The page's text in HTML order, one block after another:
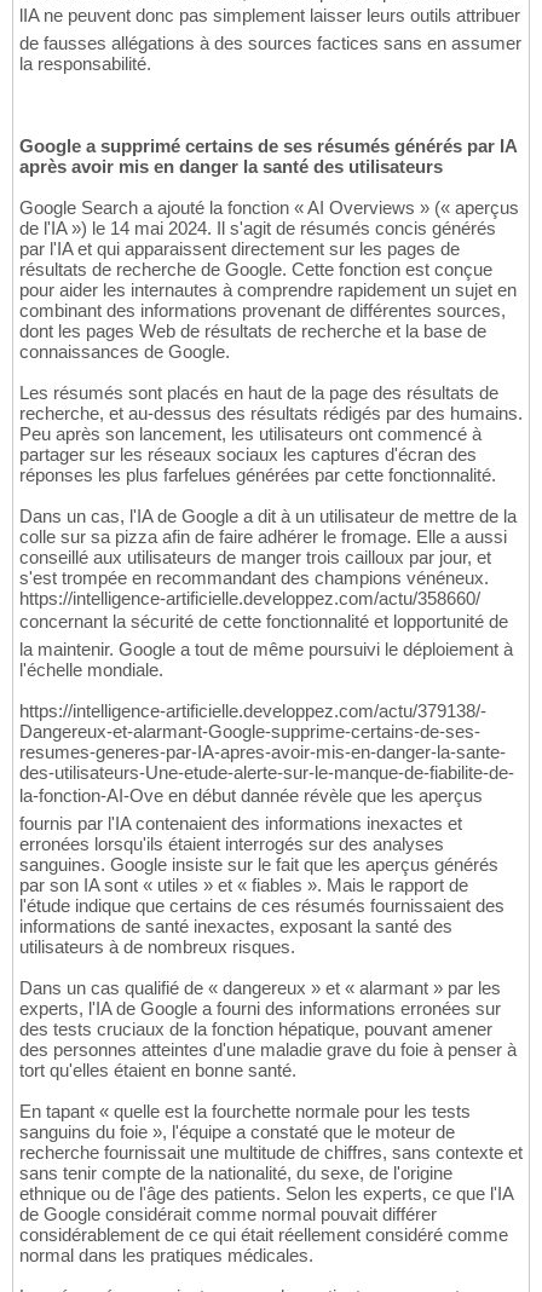
lIA ne peuvent donc pas simplement laisser leurs outils attribuer
de fausses allégations à des sources factices sans en assumer
la responsabilité.
Google a supprimé certains de ses résumés générés par IA
après avoir mis en danger la santé des utilisateurs
Google Search a ajouté la fonction « AI Overviews » (« aperçus
de l'IA ») le 14 mai 2024. Il s'agit de résumés concis générés
par l'IA et qui apparaissent directement sur les pages de
résultats de recherche de Google. Cette fonction est conçue
pour aider les internautes à comprendre rapidement un sujet en
combinant des informations provenant de différentes sources,
dont les pages Web de résultats de recherche et la base de
connaissances de Google.
Les résumés sont placés en haut de la page des résultats de
recherche, et au-dessus des résultats rédigés par des humains.
Peu après son lancement, les utilisateurs ont commencé à
partager sur les réseaux sociaux les captures d'écran des
réponses les plus farfelues générées par cette fonctionnalité.
Dans un cas, l'IA de Google a dit à un utilisateur de mettre de la
colle sur sa pizza afin de faire adhérer le fromage. Elle a aussi
conseillé aux utilisateurs de manger trois cailloux par jour, et
s'est trompée en recommandant des champions vénéneux.
https://intelligence-artificielle.developpez.com/actu/358660/
concernant la sécurité de cette fonctionnalité et lopportunité de
la maintenir. Google a tout de même poursuivi le déploiement à
l'échelle mondiale.
https://intelligence-artificielle.developpez.com/actu/379138/-
Dangereux-et-alarmant-Google-supprime-certains-de-ses-
resumes-generes-par-IA-apres-avoir-mis-en-danger-la-sante-
des-utilisateurs-Une-etude-alerte-sur-le-manque-de-fiabilite-de-
la-fonction-AI-Ove en début dannée révèle que les aperçus
fournis par l'IA contenaient des informations inexactes et
erronées lorsqu'ils étaient interrogés sur des analyses
sanguines. Google insiste sur le fait que les aperçus générés
par son IA sont « utiles » et « fiables ». Mais le rapport de
l'étude indique que certains de ces résumés fournissaient des
informations de santé inexactes, exposant la santé des
utilisateurs à de nombreux risques.
Dans un cas qualifié de « dangereux » et « alarmant » par les
experts, l'IA de Google a fourni des informations erronées sur
des tests cruciaux de la fonction hépatique, pouvant amener
des personnes atteintes d'une maladie grave du foie à penser à
tort qu'elles étaient en bonne santé.
En tapant « quelle est la fourchette normale pour les tests
sanguins du foie », l'équipe a constaté que le moteur de
recherche fournissait une multitude de chiffres, sans contexte et
sans tenir compte de la nationalité, du sexe, de l'origine
ethnique ou de l'âge des patients. Selon les experts, ce que l'IA
de Google considérait comme normal pouvait différer
considérablement de ce qui était réellement considéré comme
normal dans les pratiques médicales.